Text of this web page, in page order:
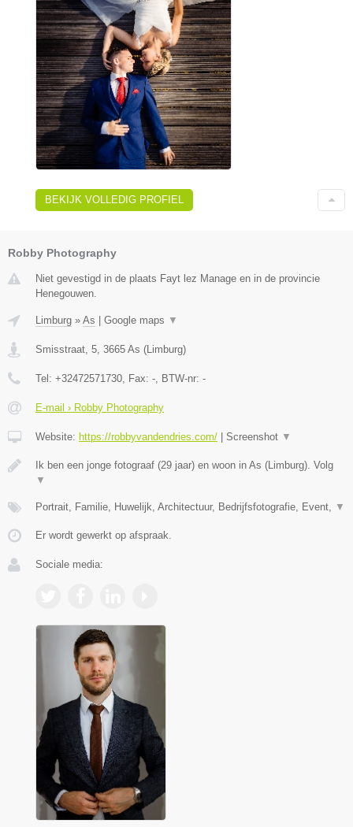
BEKIJK VOLLEDIG PROFIEL
Robby Photography
Niet gevestigd in de plaats Fayt lez Manage en in de provincie
Henegouwen.
Limburg » As Google maps ▼
Smisstraat, 5 3665 As ( Limburg)
Tel: +32472571730 , Fax: - , BTW-nr: -
E-mail › Robby Photography
Website: https://robbyvandendries.com/ Screenshot ▼
Ik ben een jonge fotograaf (29 jaar) en woon in As (Limburg). Volg
▼
Portrait, Familie, Huwelijk, Architectuur, Bedrijfsfotografie, Event, ▼
Er wordt gewerkt op afspraak.
Sociale media: